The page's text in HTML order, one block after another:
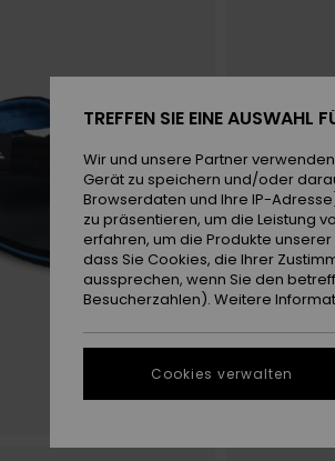
TREFFEN SIE EINE AUSWAHL
Wir und unsere Partner
Gerät zu speichern und/oder
Browserdaten und Ihre IP-
zu präsentieren, um die Leistung
erfahren, um die Produkte
dass Sie Cookies, die Ihrer
aussprechen, wenn Sie den
Besucherzahlen). Weitere
Cookies verwalten